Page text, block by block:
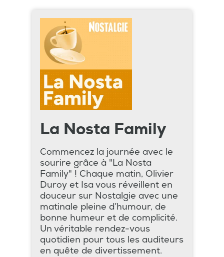
La Nosta Family
Commencez la journée avec le
sourire grâce à "La Nosta
Family" ! Chaque matin, Olivier
Duroy et Isa vous réveillent en
douceur sur Nostalgie avec une
matinale pleine d’humour, de
bonne humeur et de complicité.
Un véritable rendez-vous
quotidien pour tous les auditeurs
en quête de divertissement.